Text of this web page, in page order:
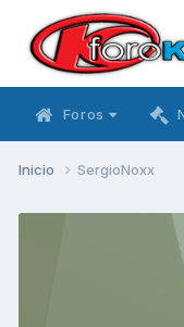
Foros
Inicio SergioNoxx